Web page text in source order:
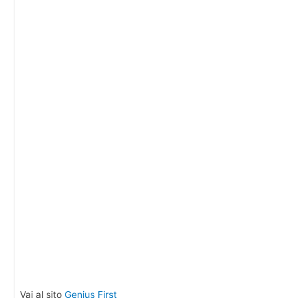
Vai al sito Genius First